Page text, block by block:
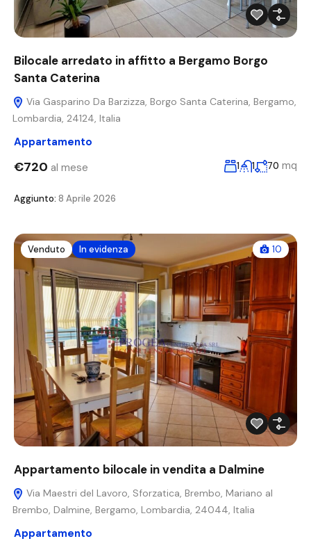
Bilocale arredato in affitto a Bergamo Borgo
Santa Caterina
Via Gasparino Da Barzizza, Borgo Santa Caterina, Bergamo,
Lombardia, 24124, Italia
Appartamento
€720 al mese 1 1 70 mq
Aggiunto: 8 Aprile 2026
Venduto In evidenza 10
Appartamento bilocale in vendita a Dalmine
Via Maestri del Lavoro, Sforzatica, Brembo, Mariano al
Brembo, Dalmine, Bergamo, Lombardia, 24044, Italia
Appartamento